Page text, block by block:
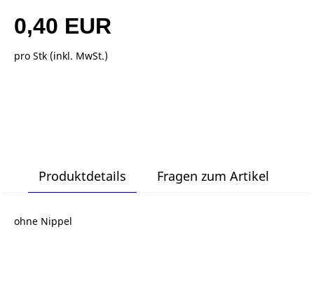
0,40 EUR
pro Stk (inkl. MwSt.)
Produktdetails Fragen zum Artikel
ohne Nippel